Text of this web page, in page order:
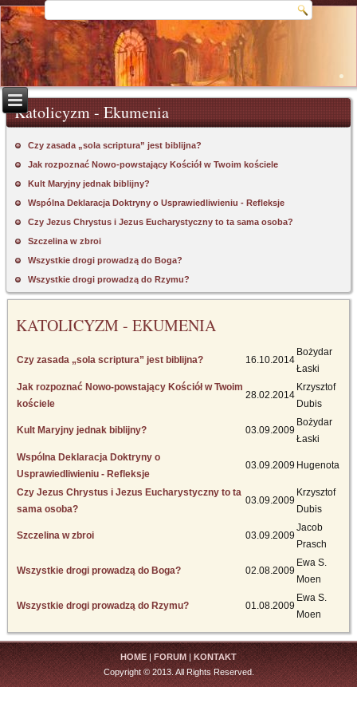
Katolicyzm - Ekumenia
Czy zasada „sola scriptura” jest biblijna?
Jak rozpoznać Nowo-powstający Kościół w Twoim kościele
Kult Maryjny jednak biblijny?
Wspólna Deklaracja Doktryny o Usprawiedliwieniu - Refleksje
Czy Jezus Chrystus i Jezus Eucharystyczny to ta sama osoba?
Szczelina w zbroi
Wszystkie drogi prowadzą do Boga?
Wszystkie drogi prowadzą do Rzymu?
KATOLICYZM - EKUMENIA
Czy zasada „sola scriptura” jest biblijna? 16.10.2014
Bożydar
Łaski
Jak rozpoznać Nowo-powstający Kościół w Twoim
kościele
28.02.2014
Krzysztof
Dubis
Kult Maryjny jednak biblijny? 03.09.2009
Bożydar
Łaski
Wspólna Deklaracja Doktryny o
Usprawiedliwieniu - Refleksje
03.09.2009 Hugenota
Czy Jezus Chrystus i Jezus Eucharystyczny to ta
sama osoba?
03.09.2009
Krzysztof
Dubis
Szczelina w zbroi 03.09.2009
Jacob
Prasch
Wszystkie drogi prowadzą do Boga? 02.08.2009
Ewa S.
Moen
Wszystkie drogi prowadzą do Rzymu? 01.08.2009
Ewa S.
Moen
HOME|FORUM|KONTAKT
Copyright © 2013. All Rights Reserved.